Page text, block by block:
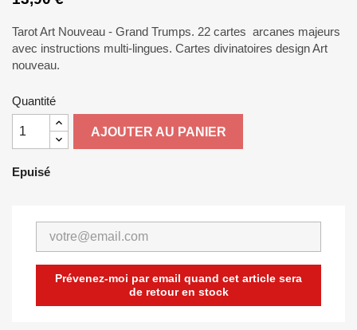
Tarot Art Nouveau - Grand Trumps. 22 cartes arcanes majeurs
avec instructions multi-lingues. Cartes divinatoires design Art
nouveau.
Quantité
AJOUTER AU PANIER
Epuisé
Prévenez-moi par email quand cet article sera
de retour en stock